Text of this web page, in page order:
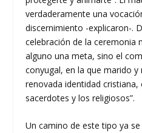
verdaderamente una
discernimiento -explicaron-.
celebración de la ceremonia
alguno una meta, sino el
conyugal, en la que marido
renovada identidad
sacerdotes y los religiosos”.
Un camino de este tipo ya